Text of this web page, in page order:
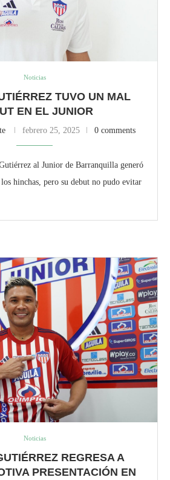
Noticias
TUVO UN MAL
EN EL JUNIOR
febrero 25, 2025 0 comments
al Junior de Barranquilla generó
hinchas, pero su debut no pudo evitar
Noticias
REGRESA A
PRESENTACIÓN EN